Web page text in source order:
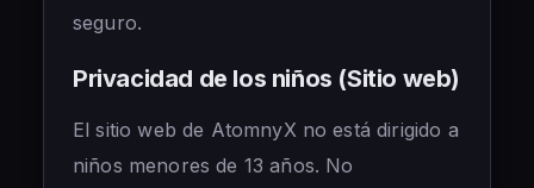
seguro.
Privacidad de los niños (Sitio web)
El sitio web de AtomnyX no está dirigido a
niños menores de 13 años. No